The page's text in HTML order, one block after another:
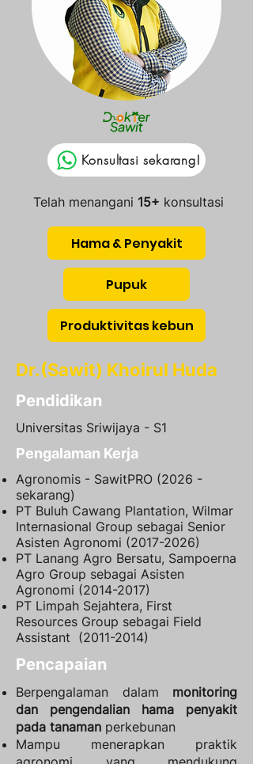
Konsultasi sekarang!
Telah menangani 15+ konsultasi
Hama & Penyakit
Pupuk
Produktivitas kebun
Dr.(Sawit) Khoirul Huda
Pendidikan
Universitas Sriwijaya - S1
Pengalaman Kerja
Agronomis - SawitPRO (2026 -
sekarang)
PT Buluh Cawang Plantation, Wilmar
Internasional Group sebagai Senior
Asisten Agronomi (2017-2026)
PT Lanang Agro Bersatu, Sampoerna
Agro Group sebagai Asisten
Agronomi (2014-2017)
PT Limpah Sejahtera, First
Resources Group sebagai Field
Assistant (2011-2014)
Pencapaian
Berpengalaman dalam monitoring
dan pengendalian hama penyakit
pada tanaman perkebunan
Mampu menerapkan praktik